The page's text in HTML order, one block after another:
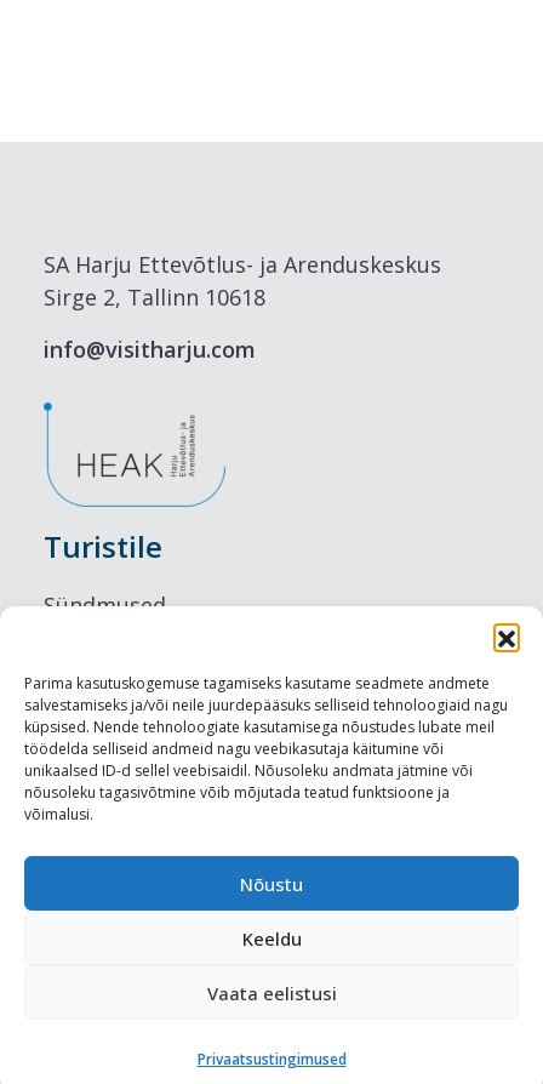
Parima kasutuskogemuse tagamiseks kasutame seadmete andmete
salvestamiseks ja/või neile juurdepääsuks selliseid tehnoloogiaid nagu
küpsised. Nende tehnoloogiate kasutamisega nõustudes lubate meil
töödelda selliseid andmeid nagu veebikasutaja käitumine või
unikaalsed ID-d sellel veebisaidil. Nõusoleku andmata jätmine või
nõusoleku tagasivõtmine võib mõjutada teatud funktsioone ja
võimalusi.
Nõustu
Keeldu
Vaata eelistusi
Privaatsustingimused
SA Harju Ettevõtlus- ja Arenduskeskus
Sirge 2, Tallinn 10618
info@visitharju.com
Turistile
Sündmused
Maitseelamused
Vaatamisväärsused
Visit Tallinn
Turismiprofessionaalile
Harju-, Rapla- ja Läänemaa DMO
Meediakajastused